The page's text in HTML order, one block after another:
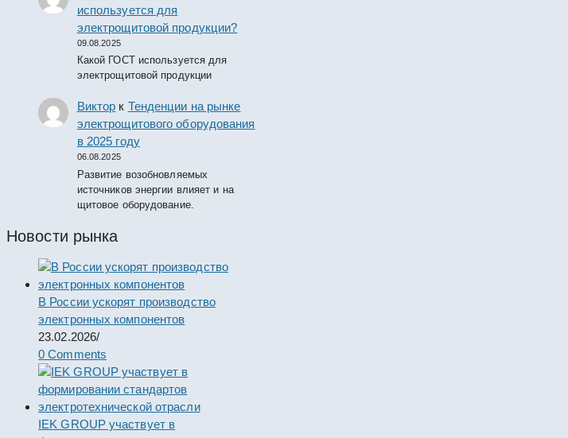
используется для
электрощитовой продукции?
09.08.2025
Какой ГОСТ используется для
электрощитовой продукции
Виктор к Тенденции на рынке
электрощитового оборудования
в 2025 году
06.08.2025
Развитие возобновляемых
источников энергии влияет и на
щитовое оборудование.
Новости рынка
В России ускорят производство
электронных компонентов
23.02.2026/
0 Comments
IEK GROUP участвует в